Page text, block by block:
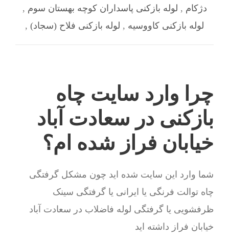
دژکام , لوله بازکنی پاسداران کوچه بهستان سوم ,
لوله بازکنی کاووسیه , لوله بازکنی فلاح (سجاد) ,
چرا وارد سایت چاه
بازکنی در سعادت آباد
خیابان فراز شده ام؟
شما وارد این سایت شده اید چون مشکل گرفتگی
چاه توالت فرنگی یا ایرانی یا گرفتگی سینک
ظرفشویی یا گرفتگی لوله فاضلاب در سعادت آباد
خیابان فراز داشته اید